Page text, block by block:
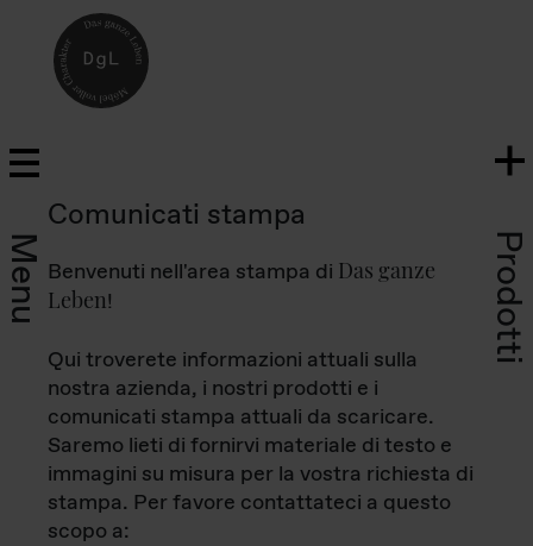
Menu Prodotti
Comunicati stampa
Benvenuti nell'area stampa di Das ganze
Leben!
Qui troverete informazioni attuali sulla
nostra azienda, i nostri prodotti e i
comunicati stampa attuali da scaricare.
Saremo lieti di fornirvi materiale di testo e
immagini su misura per la vostra richiesta di
stampa. Per favore contattateci a questo
scopo a: